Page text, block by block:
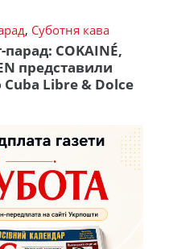
, Суботня кава
парад: COKAINÉ,
представили
Cuba Libre & Dolce